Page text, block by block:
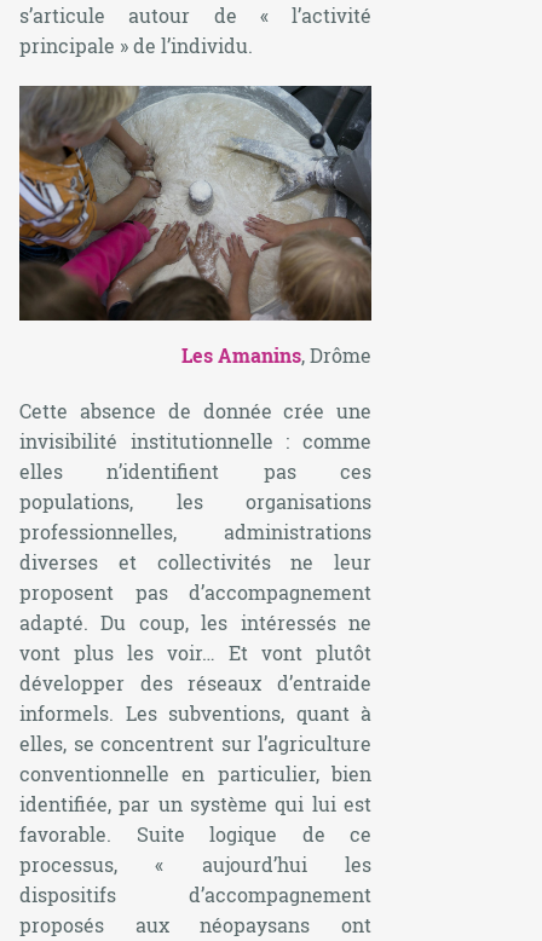
s’articule autour de « l’activité
principale » de l’individu.
Les Amanins, Drôme
Cette absence de donnée crée une
invisibilité institutionnelle : comme
elles n’identifient pas ces
populations, les organisations
professionnelles, administrations
diverses et collectivités ne leur
proposent pas d’accompagnement
adapté. Du coup, les intéressés ne
vont plus les voir… Et vont plutôt
développer des réseaux d’entraide
informels. Les subventions, quant à
elles, se concentrent sur l’agriculture
conventionnelle en particulier, bien
identifiée, par un système qui lui est
favorable. Suite logique de ce
processus, « aujourd’hui les
dispositifs d’accompagnement
proposés aux néopaysans ont